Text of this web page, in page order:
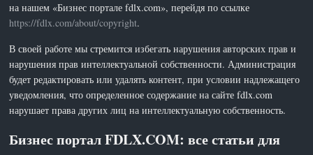
на нашем «Бизнес портале fdlx.com», перейдя по ссылке
https://fdlx.com/about/copyright.
В своей работе мы стремится избегать нарушения авторских прав и
нарушения прав интеллектуальной собственности. Администрация
будет редактировать или удалять контент, при условии надлежащего
уведомления, что определенное содержание на сайте fdlx.com
нарушает права других лиц на интеллектуальную собственность.
Бизнес портал FDLX.COM: все статьи для